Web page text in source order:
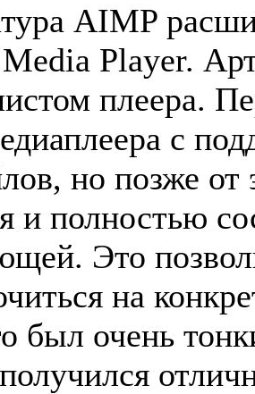
AIMP
Player.
плеера.
с
но позже
и полностью
Это
на
был очень